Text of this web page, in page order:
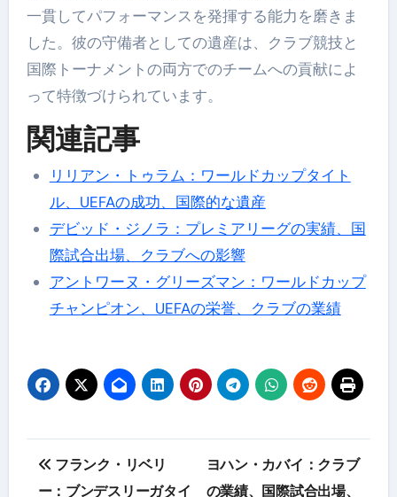
一貫してパフォーマンスを発揮する能力を磨きま
した。彼の守備者としての遺産は、クラブ競技と
国際トーナメントの両方でのチームへの貢献によ
って特徴づけられています。
関連記事
リリアン・トゥラム：ワールドカップタイト
ル、UEFAの成功、国際的な遺産
デビッド・ジノラ：プレミアリーグの実績、国
際試合出場、クラブへの影響
アントワーヌ・グリーズマン：ワールドカップ
チャンピオン、UEFAの栄誉、クラブの業績
Post
フランク・リベリ
ー：ブンデスリーガタイ
ヨハン・カバイ：クラブ
の業績、国際試合出場、